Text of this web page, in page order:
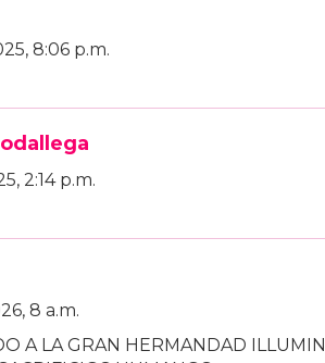
8:06 p.m.
2:14 p.m.
8 a.m.
A LA GRAN HERMANDAD